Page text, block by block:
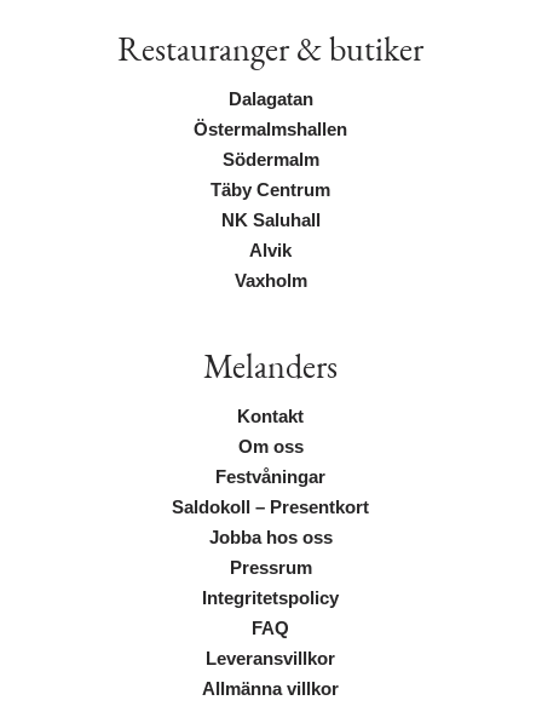
Restauranger & butiker
Dalagatan
Östermalmshallen
Södermalm
Täby Centrum
NK Saluhall
Alvik
Vaxholm
Melanders
Kontakt
Om oss
Festvåningar
Saldokoll – Presentkort
Jobba hos oss
Pressrum
Integritetspolicy
FAQ
Leveransvillkor
Allmänna villkor